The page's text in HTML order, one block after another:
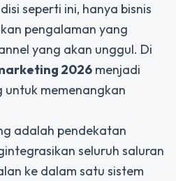
seperti ini, hanya bisnis
pengalaman yang
yang akan unggul. Di
2026 menjadi
memenangkan
adalah pendekatan
seluruh saluran
ke dalam satu sistem